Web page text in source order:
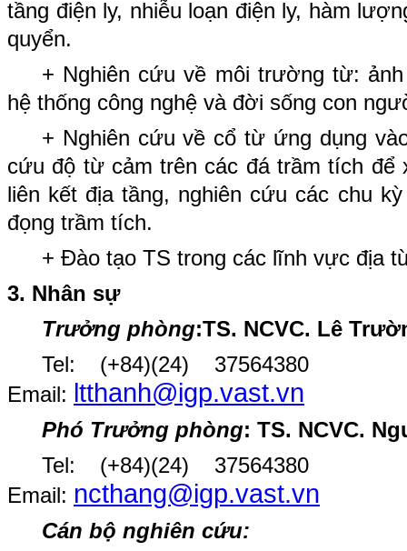
tầng điện ly, nhiễu loạn điện ly, hàm
quyển.
+ Nghiên cứu về môi trường từ:
hệ thống công nghệ và đời sống con
+ Nghiên cứu về cổ từ ứng dụng
cứu độ từ cảm trên các đá trầm tích để
liên kết địa tầng, nghiên cứu các chu
đọng trầm tích.
+ Đào tạo TS trong các lĩnh vực địa
3. Nhân sự
Trưởng phòng:TS. NCVC. Lê
Tel: (+84)(24)
Email: ltthanh@igp.vast.vn
Phó Trưởng phòng: TS. NCVC.
Tel: (+84)(24)
Email: ncthang@igp.vast.vn
Cán bộ nghiên cứu: